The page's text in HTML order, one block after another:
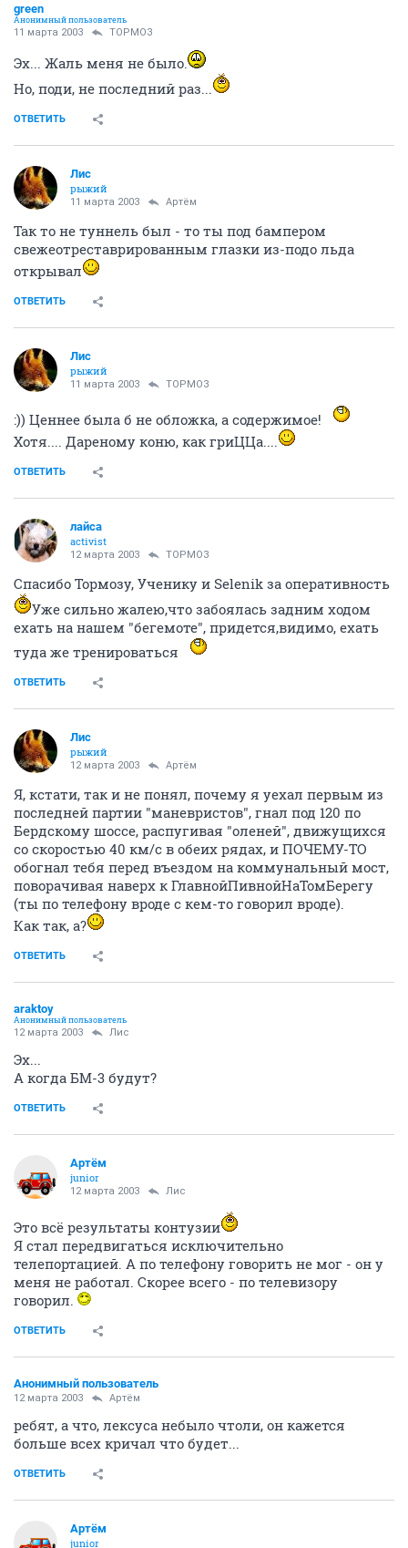
green
Анонимный пользователь
11 марта 2003 ТОРМОЗ
Эх... Жаль меня не было.
Но, поди, не последний раз...
ОТВЕТИТЬ
Лис
рыжий
11 марта 2003 Артём
Так то не туннель был - то ты под бампером
свежеотреставрированным глазки из-подо льда
открывал
ОТВЕТИТЬ
Лис
рыжий
11 марта 2003 ТОРМОЗ
:)) Ценнее была б не обложка, а содержимое!
Хотя.... Дареному коню, как гриЦЦа....
ОТВЕТИТЬ
лайса
activist
12 марта 2003 ТОРМОЗ
Спасибо Тормозу, Ученику и Selenik за оперативность
Уже сильно жалею,что забоялась задним ходом
ехать на нашем "бегемоте", придется,видимо, ехать
туда же тренироваться
ОТВЕТИТЬ
Лис
рыжий
12 марта 2003 Артём
Я, кстати, так и не понял, почему я уехал первым из
последней партии "маневристов", гнал под 120 по
Бердскому шоссе, распугивая "оленей", движущихся
со скоростью 40 км/с в обеих рядах, и ПОЧЕМУ-ТО
обогнал тебя перед въездом на коммунальный мост,
поворачивая наверх к ГлавнойПивнойНаТомБерегу
(ты по телефону вроде с кем-то говорил вроде).
Как так, а?
ОТВЕТИТЬ
araktoy
Анонимный пользователь
12 марта 2003 Лис
Эх...
А когда БМ-3 будут?
ОТВЕТИТЬ
Артём
juniоr
12 марта 2003 Лис
Это всё результаты контузии
Я стал передвигаться исключительно
телепортацией. А по телефону говорить не мог - он у
меня не работал. Скорее всего - по телевизору
говорил.
ОТВЕТИТЬ
Анонимный пользователь
12 марта 2003 Артём
ребят, а что, лексуса небыло чтоли, он кажется
больше всех кричал что будет...
ОТВЕТИТЬ
Артём
juniоr